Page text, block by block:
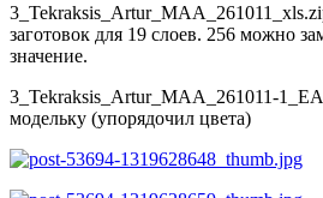
заготовок для 19 слоев. 256 можно
значение.
3_Tekraksis_Artur_MAA_261011-
модельку (упорядочил цвета)